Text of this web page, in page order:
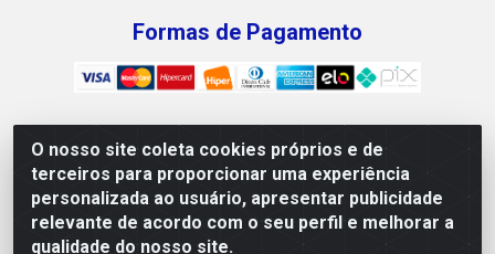
O nosso site coleta cookies próprios e de
terceiros para proporcionar uma experiência
personalizada ao usuário, apresentar publicidade
relevante de acordo com o seu perfil e melhorar a
qualidade do nosso site.
Formas de Pagamento
Mix Alimentos LTDA - Quadra Asr Ne 55 (412 Norte), Alameda
02, S/N - Plano Diretor Norte, Palmas/TO - CEP 77.006-540 -
CNPJ 05.922.500/0001-02